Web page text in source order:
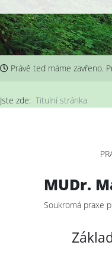
Právě teď máme zavřeno.
Jste zde: Titulní stránka
MUDr.
Soukromá praxe